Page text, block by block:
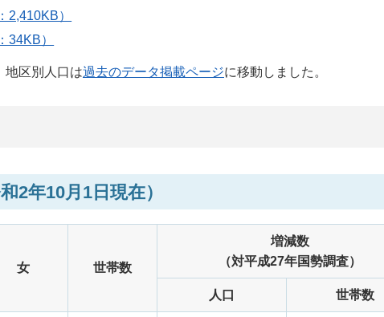
2,410KB）
34KB）
地区別人口は過去のデータ掲載ページに移動しました。
2年10月1日現在）
女 世帯数
増減数
（対平成27年国勢調査）
人口 世帯数